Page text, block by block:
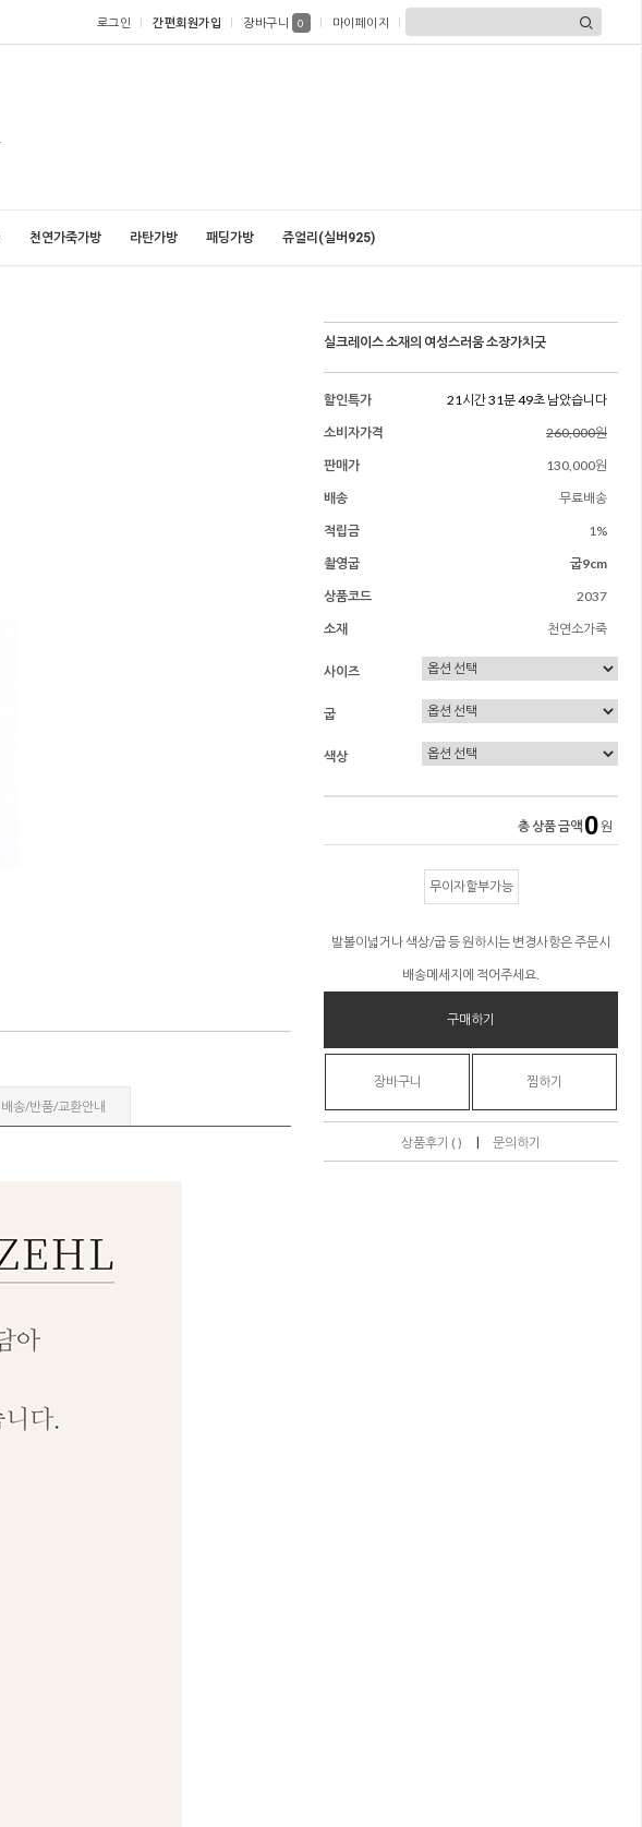
로그인 간편회원가입 장바구니 0 마이페이지
천연가죽가방 라탄가방 패딩가방 쥬얼리(실버925)
배송/반품/교환안내
실크레이스 소재의 여성스러움 소장가치굿
할인특가
21시간 31분 47초 남았습니다
소비자가격
260,000원
판매가
130,000원
배송
무료배송
적립금
1%
촬영굽
굽9cm
상품코드
2037
소재
천연소가죽
사이즈
굽
색상
총 상품 금액 0 원
무이자할부가능
발볼이넓거나 색상/굽 등 원하시는 변경사항은 주문시
배송메세지에 적어주세요.
구매하기
장바구니 찜하기
상품후기 ( ) | 문의하기